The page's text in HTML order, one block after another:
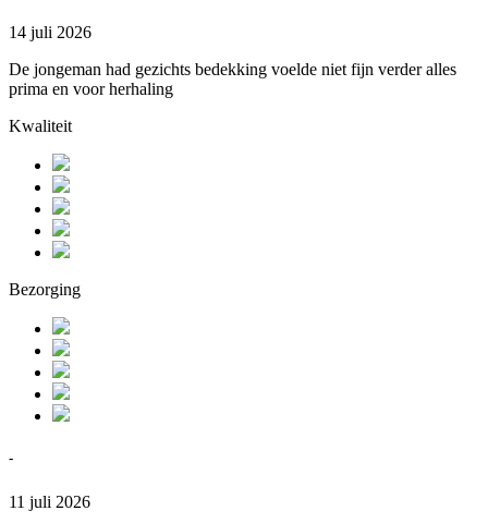
14 juli 2026
De jongeman had gezichts bedekking voelde niet fijn verder alles
prima en voor herhaling
Kwaliteit
Bezorging
-
11 juli 2026